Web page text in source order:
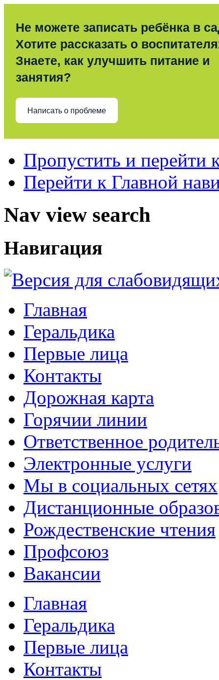
Не можете записать ребёнка в
Хотите рассказать о
Знаете, как улучшить питание и
занятия?
Написать о проблеме
Пропустить и перейти
Перейти к Главной
Nav view search
Навигация
Главная
Геральдика
Первые лица
Контакты
Дорожная карта
Горячии линии
Ответственное
Электронные услуги
Мы в социальных сетях
Дистанционные
Рождественские чтения
Профсоюз
Вакансии
Главная
Геральдика
Первые лица
Контакты